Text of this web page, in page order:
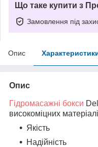
Що таке купити з
Замовлення під
Опис
Опис
Гідромасажні бокси
високоміцних
Якість
Надійність